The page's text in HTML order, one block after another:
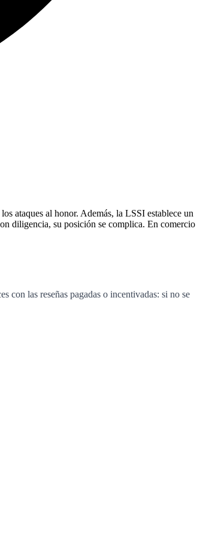
ataques al honor. Además, la LSSI establece un
diligencia, su posición se complica. En comercio
con las reseñas pagadas o incentivadas: si no se